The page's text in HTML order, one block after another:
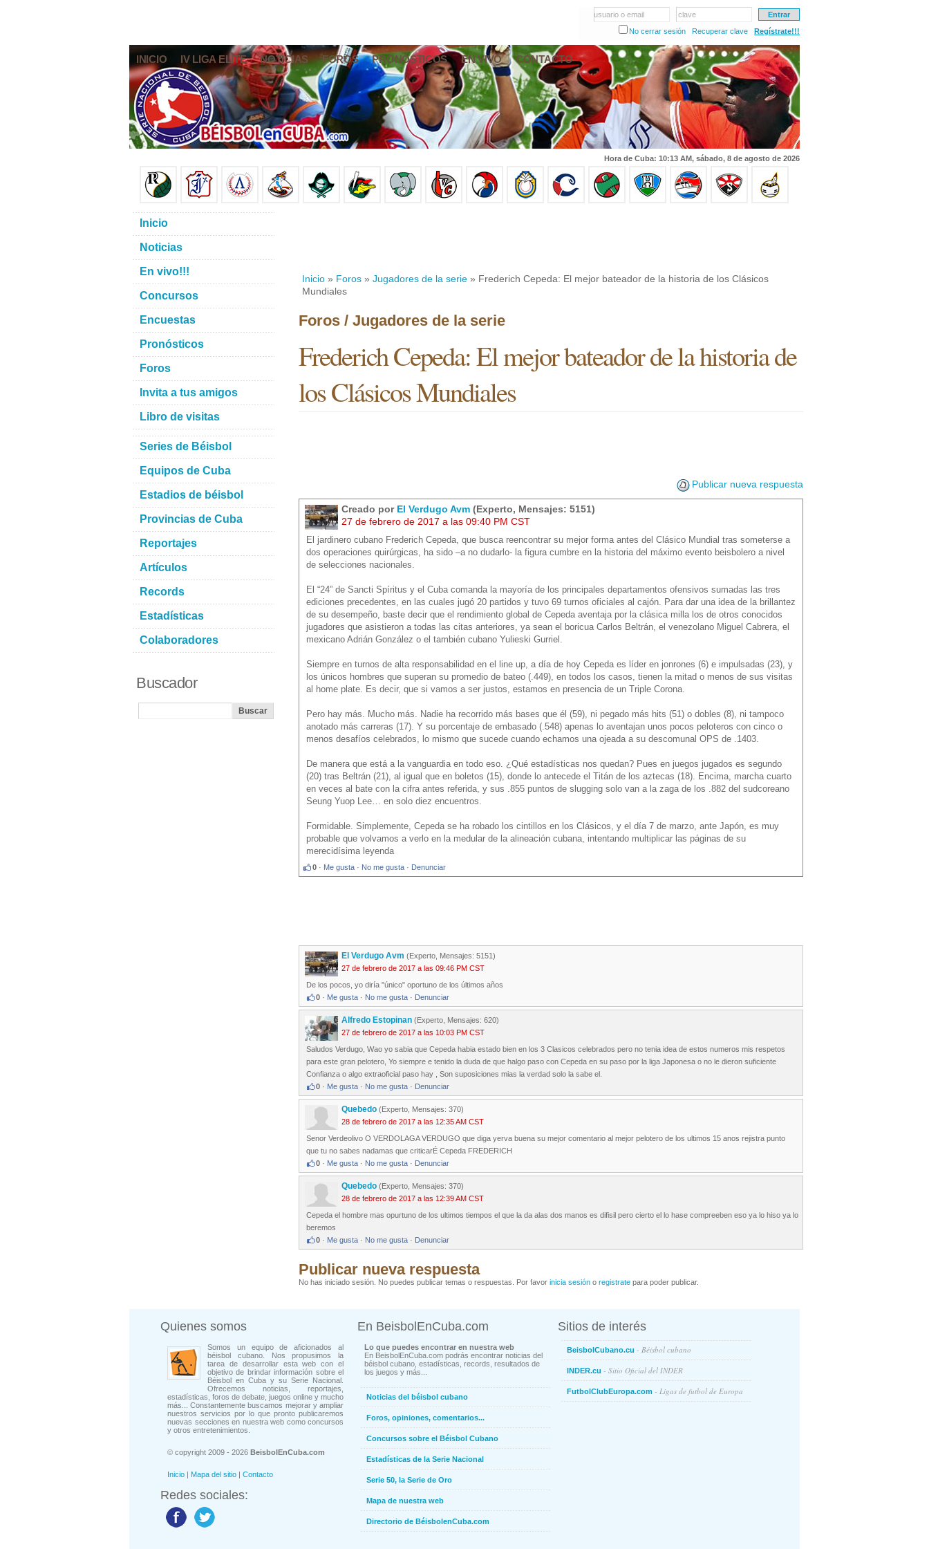
usuario o email
clave
No cerrar sesión
Recuperar clave Regístrate!!!
INICIO IV LIGA ELITE NOTICIAS FOROS PRONÓSTICOS EN VIVO CONTACTO
Hora de Cuba: 10:13 AM, sábado, 8 de agosto de 2026
Inicio » Foros » Jugadores de la serie » Frederich Cepeda: El mejor bateador de la historia de los Clásicos
Mundiales
Foros / Jugadores de la serie
Frederich Cepeda: El mejor bateador de la historia de
los Clásicos Mundiales
Publicar nueva respuesta
Creado por El Verdugo Avm (Experto, Mensajes: 5151)
27 de febrero de 2017 a las 09:40 PM CST
El jardinero cubano Frederich Cepeda, que busca reencontrar su mejor forma antes del Clásico Mundial tras someterse a
dos operaciones quirúrgicas, ha sido –a no dudarlo- la figura cumbre en la historia del máximo evento beisbolero a nivel
de selecciones nacionales.
El “24” de Sancti Spíritus y el Cuba comanda la mayoría de los principales departamentos ofensivos sumadas las tres
ediciones precedentes, en las cuales jugó 20 partidos y tuvo 69 turnos oficiales al cajón. Para dar una idea de la brillantez
de su desempeño, baste decir que el rendimiento global de Cepeda aventaja por la clásica milla los de otros conocidos
jugadores que asistieron a todas las citas anteriores, ya sean el boricua Carlos Beltrán, el venezolano Miguel Cabrera, el
mexicano Adrián González o el también cubano Yulieski Gurriel.
Siempre en turnos de alta responsabilidad en el line up, a día de hoy Cepeda es líder en jonrones (6) e impulsadas (23), y
los únicos hombres que superan su promedio de bateo (.449), en todos los casos, tienen la mitad o menos de sus visitas
al home plate. Es decir, que si vamos a ser justos, estamos en presencia de un Triple Corona.
Pero hay más. Mucho más. Nadie ha recorrido más bases que él (59), ni pegado más hits (51) o dobles (8), ni tampoco
anotado más carreras (17). Y su porcentaje de embasado (.548) apenas lo aventajan unos pocos peloteros con cinco o
menos desafíos celebrados, lo mismo que sucede cuando echamos una ojeada a su descomunal OPS de .1403.
De manera que está a la vanguardia en todo eso. ¿Qué estadísticas nos quedan? Pues en juegos jugados es segundo
(20) tras Beltrán (21), al igual que en boletos (15), donde lo antecede el Titán de los aztecas (18). Encima, marcha cuarto
en veces al bate con la cifra antes referida, y sus .855 puntos de slugging solo van a la zaga de los .882 del sudcoreano
Seung Yuop Lee… en solo diez encuentros.
Formidable. Simplemente, Cepeda se ha robado los cintillos en los Clásicos, y el día 7 de marzo, ante Japón, es muy
probable que volvamos a verlo en la medular de la alineación cubana, intentando multiplicar las páginas de su
merecidísima leyenda
0 · Me gusta · No me gusta · Denunciar
El Verdugo Avm (Experto, Mensajes: 5151)
27 de febrero de 2017 a las 09:46 PM CST
De los pocos, yo diría "único" oportuno de los últimos años
0 · Me gusta · No me gusta · Denunciar
Alfredo Estopinan (Experto, Mensajes: 620)
27 de febrero de 2017 a las 10:03 PM CST
Saludos Verdugo, Wao yo sabia que Cepeda habia estado bien en los 3 Clasicos celebrados pero no tenia idea de estos numeros mis respetos
para este gran pelotero, Yo siempre e tenido la duda de que halgo paso con Cepeda en su paso por la liga Japonesa o no le dieron suficiente
Confianza o algo extraoficial paso hay , Son suposiciones mias la verdad solo la sabe el.
0 · Me gusta · No me gusta · Denunciar
Quebedo (Experto, Mensajes: 370)
28 de febrero de 2017 a las 12:35 AM CST
Senor Verdeolivo O VERDOLAGA VERDUGO que diga yerva buena su mejor comentario al mejor pelotero de los ultimos 15 anos rejistra punto
que tu no sabes nadamas que criticarÉ Cepeda FREDERICH
0 · Me gusta · No me gusta · Denunciar
Quebedo (Experto, Mensajes: 370)
28 de febrero de 2017 a las 12:39 AM CST
Cepeda el hombre mas opurtuno de los ultimos tiempos el que la da alas dos manos es difisil pero cierto el lo hase compreeben eso ya lo hiso ya lo
beremos
0 · Me gusta · No me gusta · Denunciar
Publicar nueva respuesta
No has iniciado sesión. No puedes publicar temas o respuestas. Por favor inicia sesión o registrate para poder publicar.
Inicio
Noticias
En vivo!!!
Concursos
Encuestas
Pronósticos
Foros
Invita a tus amigos
Libro de visitas
Series de Béisbol
Equipos de Cuba
Estadios de béisbol
Provincias de Cuba
Reportajes
Artículos
Records
Estadísticas
Colaboradores
Buscador
Quienes somos
Somos un equipo de aficionados al
béisbol cubano. Nos propusimos la
tarea de desarrollar esta web con el
objetivo de brindar información sobre el
Béisbol en Cuba y su Serie Nacional.
Ofrecemos noticias, reportajes,
estadísticas, foros de debate, juegos online y mucho
más... Constantemente buscamos mejorar y ampliar
nuestros servicios por lo que pronto publicaremos
nuevas secciones en nuestra web como concursos
y otros entretenimientos.
© copyright 2009 - 2026 BeisbolEnCuba.com
Inicio | Mapa del sitio | Contacto
Redes sociales:
En BeisbolEnCuba.com
Lo que puedes encontrar en nuestra web
En BeisbolEnCuba.com podrás encontrar noticias del
béisbol cubano, estadísticas, records, resultados de
los juegos y más...
Noticias del béisbol cubano
Foros, opiniones, comentarios...
Concursos sobre el Béisbol Cubano
Estadísticas de la Serie Nacional
Serie 50, la Serie de Oro
Mapa de nuestra web
Directorio de BéisbolenCuba.com
Sitios de interés
BeisbolCubano.cu - Béisbol cubano
INDER.cu - Sitio Oficial del INDER
FutbolClubEuropa.com - Ligas de futbol de Europa